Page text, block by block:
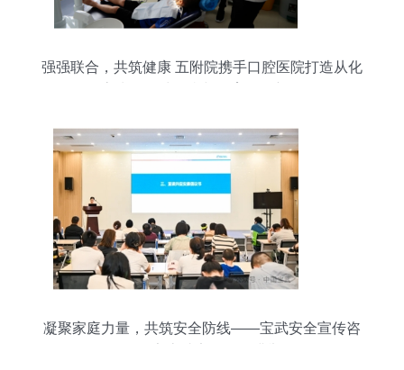
强强联合，共筑健康 五附院携手口腔医院打造从化
凝聚家庭力量，共筑安全防线——宝武安全宣传咨